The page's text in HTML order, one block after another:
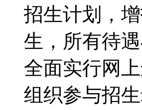
招生计划，
生，所有待
全面实行网
组织参与招